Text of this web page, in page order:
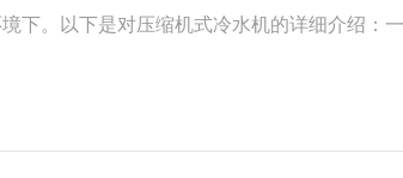
下。以下是对压缩机式冷水机的详细介绍：